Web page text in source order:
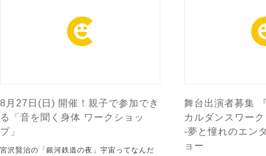
8月27日(日) 開催！親子で参加でき
る「音を聞く身体 ワークショッ
プ」
宮沢賢治の「銀河鉄道の夜」宇宙ってなんだ
舞台出演者募集
カルダンスワー
-夢と憧れのエン
ョー